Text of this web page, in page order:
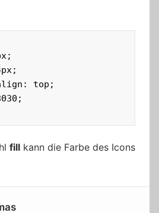
top;
fill kann die Farbe des Icons